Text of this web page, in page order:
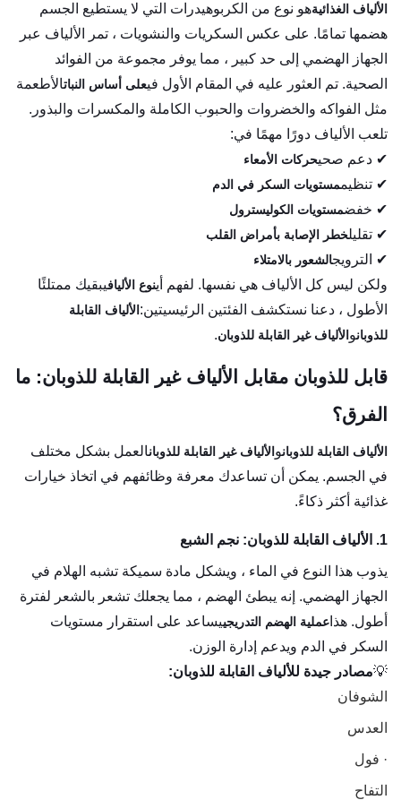
الألياف الغذائيةهو نوع من الكربوهيدرات التي لا يستطيع الجسم
هضمها تمامًا. على عكس السكريات والنشويات ، تمر الألياف عبر
الجهاز الهضمي إلى حد كبير ، مما يوفر مجموعة من الفوائد
الصحية. تم العثور عليه في المقام الأول فيعلى أساس النباتالأطعمة
مثل الفواكه والخضروات والحبوب الكاملة والمكسرات والبذور.
تلعب الألياف دورًا مهمًا في:
✔ دعم صحيحركات الأمعاء
✔ تنظيممستويات السكر في الدم
✔ خفضمستويات الكوليسترول
✔ تقليلخطر الإصابة بأمراض القلب
✔ الترويجالشعور بالامتلاء
ولكن ليس كل الألياف هي نفسها. لفهم أينوع الأليافيبقيك ممتلئًا
الأطول ، دعنا نستكشف الفئتين الرئيسيتين: الألياف القابلة
للذوبانو الألياف غير القابلة للذوبان.
قابل للذوبان مقابل الألياف غير القابلة للذوبان: ما
الفرق؟
الألياف القابلة للذوبانو الألياف غير القابلة للذوبانالعمل بشكل مختلف
في الجسم. يمكن أن تساعدك معرفة وظائفهم في اتخاذ خيارات
غذائية أكثر ذكاءً.
1. الألياف القابلة للذوبان: نجم الشبع
يذوب هذا النوع في الماء ، ويشكل مادة سميكة تشبه الهلام في
الجهاز الهضمي. إنه يبطئ الهضم ، مما يجعلك تشعر بالشعر لفترة
أطول. هذا عملية الهضم التدريجييساعد على استقرار مستويات
السكر في الدم ويدعم إدارة الوزن.
💡مصادر جيدة للألياف القابلة للذوبان:
الشوفان
العدس
· فول
التفاح